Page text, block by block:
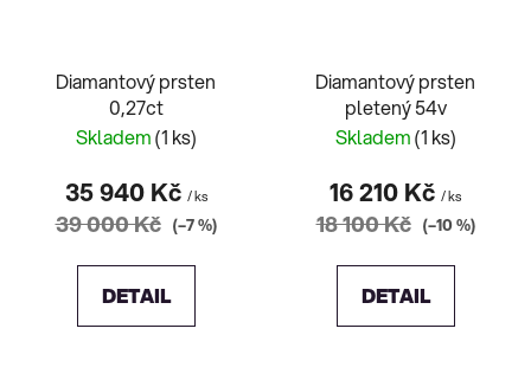
Diamantový prsten
0,27ct
Skladem(1 ks)
35 940 Kč / ks
39 000 Kč (–7 %)
DETAIL
Diamantový prsten
pletený 54v
Skladem(1 ks)
16 210 Kč / ks
18 100 Kč (–10 %)
DETAIL